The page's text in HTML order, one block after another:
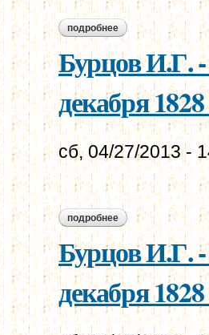
подробнее о бурцов и.г. -
Бурцов И.Г.
декабря 1828
сб, 04/27/2013 -
подробнее о бурцов и.г. -
Бурцов И.Г.
декабря 1828